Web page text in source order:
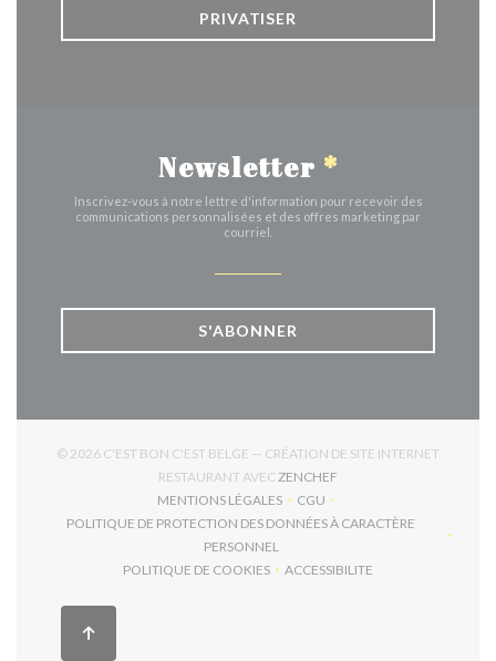
PRIVATISER
Newsletter *
Inscrivez-vous à notre lettre d'information pour recevoir des
communications personnalisées et des offres marketing par
courriel.
S'ABONNER
© 2026 C'EST BON C'EST BELGE — CRÉATION DE SITE INTERNET
RESTAURANT AVEC ZENCHEF
MENTIONS LÉGALES
((OUVRE UNE NOUVELLE FENÊTRE))
CGU
((OUVRE UNE NOUVELLE
POLITIQUE DE PROTECTION DES DONNÉES À CARACTÈRE
PERSONNEL((OUVRE UNE NOUVELLE FENÊTRE))
POLITIQUE DE COOKIES
((OUVRE UNE NOUVELLE FENÊTRE))
ACCESSIBILITE
((OUVRE UNE NOUVELLE